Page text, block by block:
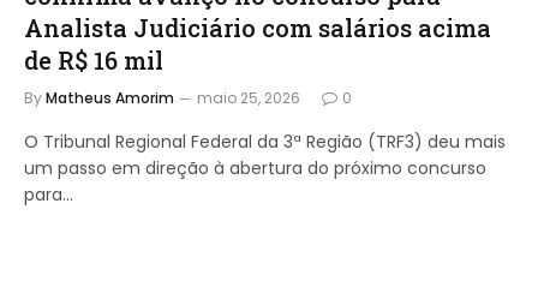
Analista Judiciário com salários acima
de R$ 16 mil
ByMatheus Amorim maio 25, 2026 0
O Tribunal Regional Federal da 3ª Região (TRF3) deu mais
um passo em direção à abertura do próximo concurso
para…